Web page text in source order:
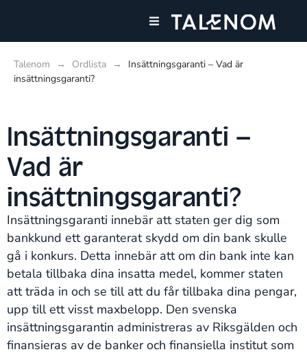
Talenom → Ordlista →
Insättningsgaranti – Vad är
insättningsgaranti?
Insättningsgaranti –
Vad är
insättningsgaranti?
Insättningsgaranti innebär att staten ger dig som
bankkund ett garanterat skydd om din bank skulle
gå i konkurs. Detta innebär att om din bank inte kan
betala tillbaka dina insatta medel, kommer staten
att träda in och se till att du får tillbaka dina pengar,
upp till ett visst maxbelopp. Den svenska
insättningsgarantin administreras av Riksgälden och
finansieras av de banker och finansiella institut som